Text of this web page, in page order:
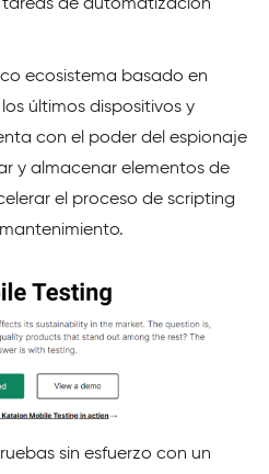
de automatización
ecosistema basado en
últimos dispositivos y
con el poder del espionaje
y almacenar elementos de
el proceso de scripting
sin esfuerzo con un